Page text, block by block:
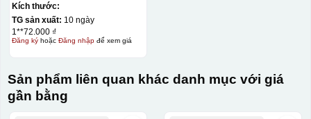
Kích thước:
TG sản xuất: 10 ngày
1**72.000 ₫
Đăng kýhoặc Đăng nhậpđể xem giá
Sản phẩm liên quan khác danh mục với giá
gần bằng